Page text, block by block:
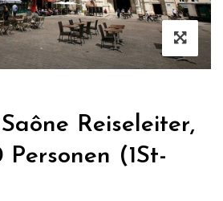
Reiseleiter,
Personen (1St-